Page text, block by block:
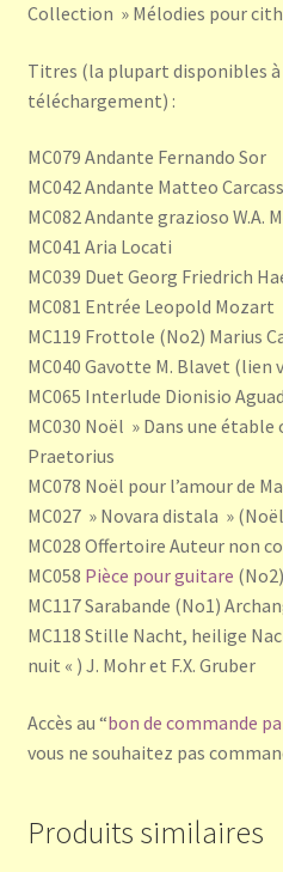
Collection » Mélodies pour
Titres (la plupart disponibles à
téléchargement) :
MC079 Andante Fernando Sor
MC042 Andante Matteo
MC082 Andante grazioso W.A.
MC041 Aria Locati
MC039 Duet Georg Friedrich
MC081 Entrée Leopold Mozart
MC119 Frottole (No2) Marius
MC040 Gavotte M. Blavet (lien
MC065 Interlude Dionisio
MC030 Noël » Dans une étable
Praetorius
MC078 Noël pour l’amour de
MC027 » Novara distala »
MC028 Offertoire Auteur non
MC058 Pièce pour guitare
MC117 Sarabande (No1)
MC118 Stille Nacht, heilige
nuit « ) J. Mohr et F.X. Gruber
Accès au “bon de commande
vous ne souhaitez pas
Produits similaires